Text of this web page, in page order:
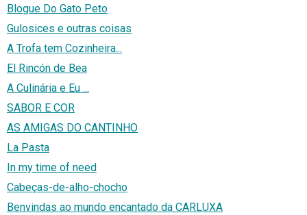
Blogue Do Gato Peto
Gulosices e outras coisas
A Trofa tem Cozinheira...
El Rincón de Bea
A Culinária e Eu ...
SABOR E COR
AS AMIGAS DO CANTINHO
La Pasta
In my time of need
Cabeças-de-alho-chocho
Benvindas ao mundo encantado da CARLUXA